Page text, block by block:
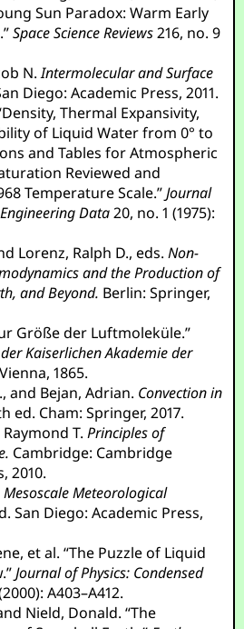
Sun Paradox: Warm Early
Space Science Reviews216, no. 9
N.Intermolecular and Surface
Diego: Academic Press, 2011.
Thermal Expansivity,
of Liquid Water from 0° to
and Tables for Atmospheric
Reviewed and
Temperature Scale.”Journal
Data20, no. 1 (1975):
Lorenz, Ralph D., eds.Non-
and the Production of
and Beyond. Berlin: Springer,
Größe der Luftmoleküle.”
Kaiserlichen Akademie der
1865.
and Bejan, Adrian. Convection in
ed. Cham: Springer, 2017.
T.Principles of
Cambridge: Cambridge
2010.
Mesoscale Meteorological
San Diego: Academic Press,
et al. “The Puzzle of Liquid
Journal of Physics: Condensed
A403–A412.
Nield, Donald. “The